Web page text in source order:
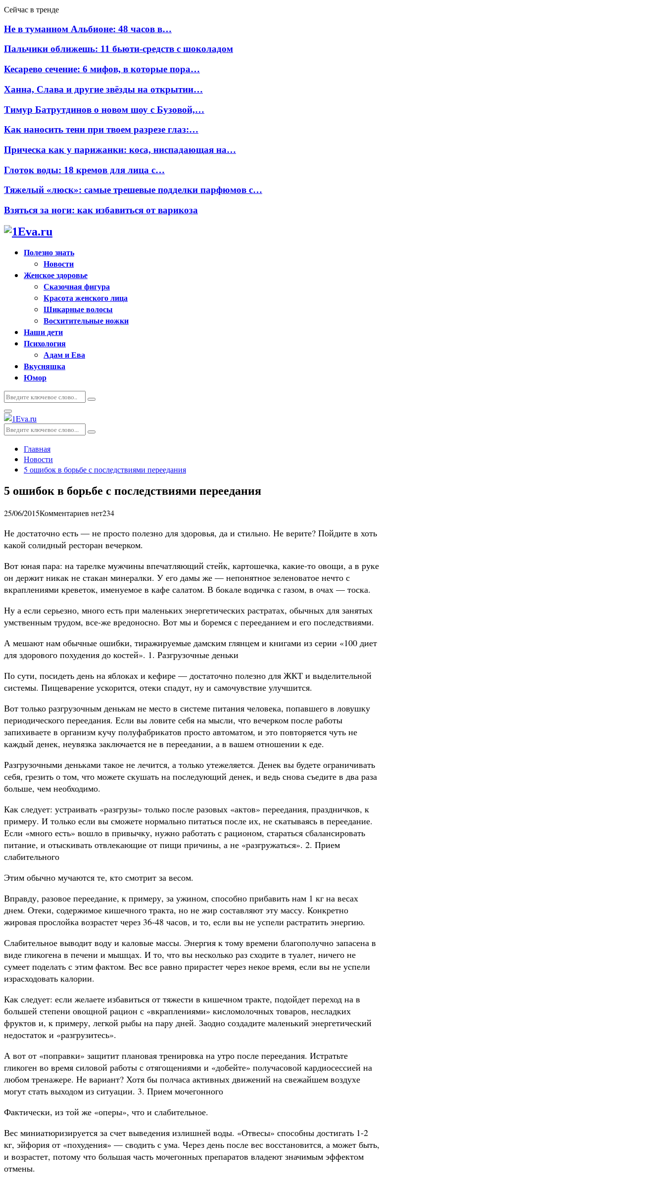
Сейчас в тренде
Не в туманном Альбионе: 48 часов в…
Пальчики оближешь: 11 бьюти-средств с шоколадом
Кесарево сечение: 6 мифов, в которые пора…
Ханна, Слава и другие звёзды на открытии…
Тимур Батрутдинов о новом шоу с Бузовой,…
Как наносить тени при твоем разрезе глаз:…
Прическа как у парижанки: коса, ниспадающая на…
Глоток воды: 18 кремов для лица с…
Тяжелый «люск»: самые трешевые подделки парфюмов с…
Взяться за ноги: как избавиться от варикоза
Полезно знать
Новости
Женское здоровье
Сказочная фигура
Красота женского лица
Шикарные волосы
Восхитительные ножки
Наши дети
Психология
Адам и Ева
Вкусняшка
Юмор
Искать:
Поиск
Основное
меню
Искать:
Поиск
Главная
Новости
5 ошибок в борьбе с последствиями переедания
5 ошибок в борьбе с последствиями переедания
25/06/2015Комментариев нет234
Не достаточно есть — не просто полезно для здоровья, да и стильно. Не верите? Пойдите в хоть
какой солидный ресторан вечерком.
Вот юная пара: на тарелке мужчины впечатляющий стейк, картошечка, какие-то овощи, а в руке
он держит никак не стакан минералки. У его дамы же — непонятное зеленоватое нечто с
вкраплениями креветок, именуемое в кафе салатом. В бокале водичка с газом, в очах — тоска.
Ну а если серьезно, много есть при маленьких энергетических растратах, обычных для занятых
умственным трудом, все-же вредоносно. Вот мы и боремся с перееданием и его последствиями.
А мешают нам обычные ошибки, тиражируемые дамским глянцем и книгами из серии «100 диет
для здорового похудения до костей». 1. Разгрузочные деньки
По сути, посидеть день на яблоках и кефире — достаточно полезно для ЖКТ и выделительной
системы. Пищеварение ускорится, отеки спадут, ну и самочувствие улучшится.
Вот только разгрузочным денькам не место в системе питания человека, попавшего в ловушку
периодического переедания. Если вы ловите себя на мысли, что вечерком после работы
запихиваете в организм кучу полуфабрикатов просто автоматом, и это повторяется чуть не
каждый денек, неувязка заключается не в переедании, а в вашем отношении к еде.
Разгрузочными деньками такое не лечится, а только утежеляется. Денек вы будете ограничивать
себя, грезить о том, что можете скушать на последующий денек, и ведь снова съедите в два раза
больше, чем необходимо.
Как следует: устраивать «разгрузы» только после разовых «актов» переедания, праздничков, к
примеру. И только если вы сможете нормально питаться после их, не скатываясь в переедание.
Если «много есть» вошло в привычку, нужно работать с рационом, стараться сбалансировать
питание, и отыскивать отвлекающие от пищи причины, а не «разгружаться». 2. Прием
слабительного
Этим обычно мучаются те, кто смотрит за весом.
Вправду, разовое переедание, к примеру, за ужином, способно прибавить нам 1 кг на весах
днем. Отеки, содержимое кишечного тракта, но не жир составляют эту массу. Конкретно
жировая прослойка возрастет через 36-48 часов, и то, если вы не успели растратить энергию.
Слабительное выводит воду и каловые массы. Энергия к тому времени благополучно запасена в
виде гликогена в печени и мышцах. И то, что вы несколько раз сходите в туалет, ничего не
сумеет поделать с этим фактом. Вес все равно прирастет через некое время, если вы не успели
израсходовать калории.
Как следует: если желаете избавиться от тяжести в кишечном тракте, подойдет переход на в
большей степени овощной рацион с «вкраплениями» кисломолочных товаров, несладких
фруктов и, к примеру, легкой рыбы на пару дней. Заодно создадите маленький энергетический
недостаток и «разгрузитесь».
А вот от «поправки» защитит плановая тренировка на утро после переедания. Истратьте
гликоген во время силовой работы с отягощениями и «добейте» получасовой кардиосессией на
любом тренажере. Не вариант? Хотя бы полчаса активных движений на свежайшем воздухе
могут стать выходом из ситуации. 3. Прием мочегонного
Фактически, из той же «оперы», что и слабительное.
Вес миниатюризируется за счет выведения излишней воды. «Отвесы» способны достигать 1-2
кг, эйфория от «похудения» — сводить с ума. Через день после вес восстановится, а может быть,
и возрастет, потому что большая часть мочегонных препаратов владеют значимым эффектом
отмены.